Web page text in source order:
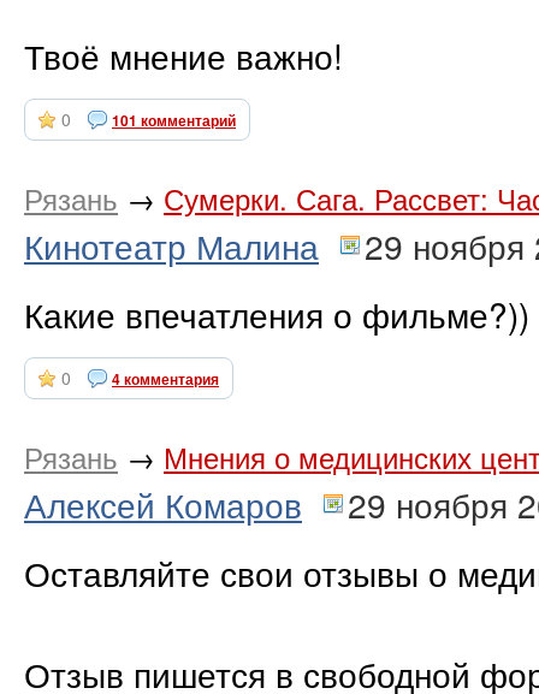
Твоё мнение важно!
0 101 комментарий
Рязань → Сумерки. Сага. Рассвет:
Кинотеатр Малина
29 ноября
Какие впечатления о фильме?))
0 4 комментария
Рязань → Мнения о медицинских
Алексей Комаров
29 ноября
Оставляйте свои отзывы о
Отзыв пишется в свободной